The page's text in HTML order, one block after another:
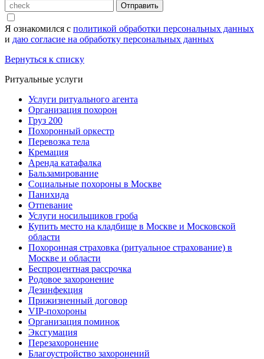
Отправить
Я ознакомился с политикой обработки персональных данных
и даю согласие на обработку персональных данных
Вернуться к списку
Ритуальные услуги
Услуги ритуального агента
Организация похорон
Груз 200
Похоронный оркестр
Перевозка тела
Кремация
Аренда катафалка
Бальзамирование
Социальные похороны в Москве
Панихида
Отпевание
Услуги носильщиков гроба
Купить место на кладбище в Москве и Московской
области
Похоронная страховка (ритуальное страхование) в
Москве и области
Беспроцентная рассрочка
Родовое захоронение
Дезинфекция
Прижизненный договор
VIP-похороны
Организация поминок
Эксгумация
Перезахоронение
Благоустройство захоронений